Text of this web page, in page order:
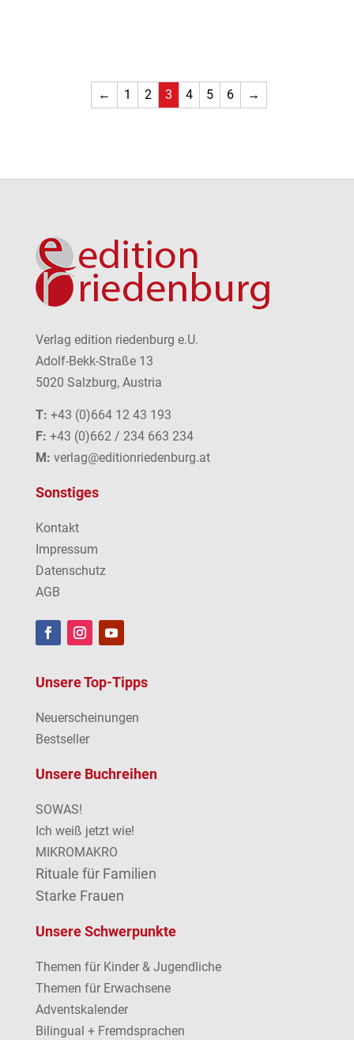
← 1 2 3 4 5 6 →
Verlag edition riedenburg e.U.
Adolf-Bekk-Straße 13
5020 Salzburg, Austria
T: +43 (0)664 12 43 193
F: +43 (0)662 / 234 663 234
M: verlag@editionriedenburg.at
Sonstiges
Kontakt
Impressum
Datenschutz
AGB
Unsere Top-Tipps
Neuerscheinungen
Bestseller
Unsere Buchreihen
SOWAS!
Ich weiß jetzt wie!
MIKROMAKRO
Rituale für Familien
Starke Frauen
Unsere Schwerpunkte
Themen für Kinder & Jugendliche
Themen für Erwachsene
Adventskalender
Bilingual + Fremdsprachen